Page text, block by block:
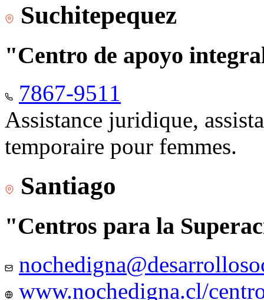
Suchitepequez
"Centro de apoyo
7867-9511
Assistance juridique,
temporaire pour femmes.
Santiago
"Centros para la
www.nochedigna.cl/